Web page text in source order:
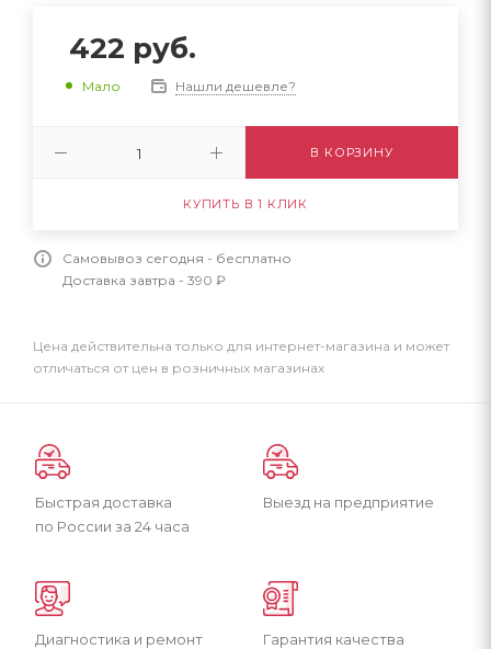
422 руб.
Мало Нашли дешевле?
В КОРЗИНУ
КУПИТЬ В 1 КЛИК
Самовывоз сегодня - бесплатно
Доставка завтра - 390 ₽
Цена действительна только для интернет-магазина и может
отличаться от цен в розничных магазинах
Быстрая доставка
по России за 24 часа
Выезд на предприятие
Диагностика и ремонт Гарантия качества